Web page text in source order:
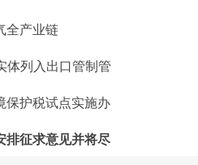
全产业链
体列入出口管制管
保护税试点实施办
排征求意见并将尽